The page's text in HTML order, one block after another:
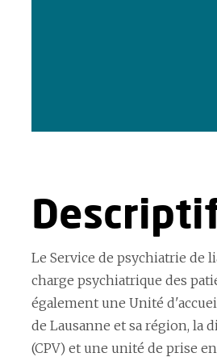
Le Service de psychiatrie de
charge psychiatrique des
également une Unité
de Lausanne et sa région, la
(CPV) et une unité de prise